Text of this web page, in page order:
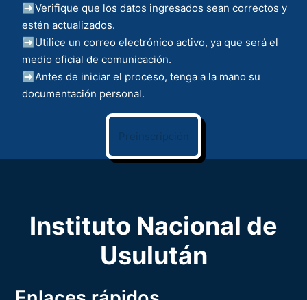
➡️Verifique que los datos ingresados sean correctos y
estén actualizados.
➡️Utilice un correo electrónico activo, ya que será el
medio oficial de comunicación.
➡️Antes de iniciar el proceso, tenga a la mano su
documentación personal.
Preinscripción
Instituto Nacional de
Usulután